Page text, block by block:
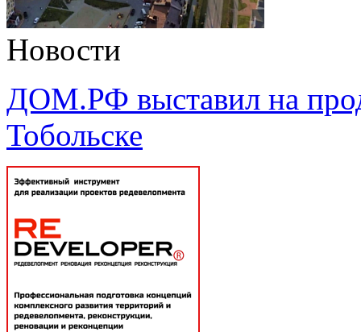
Новости
ДОМ.РФ выставил на
Тобольске